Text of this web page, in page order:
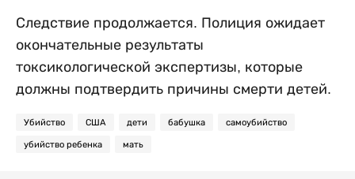
Следствие продолжается. Полиция ожидает
окончательные результаты
токсикологической экспертизы, которые
должны подтвердить причины смерти детей.
Убийство США дети бабушка самоубийство
убийство ребенка мать